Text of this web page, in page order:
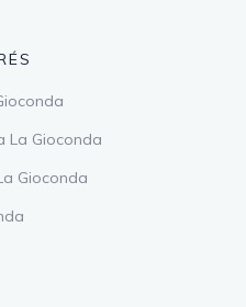
La Gioconda
Gioconda